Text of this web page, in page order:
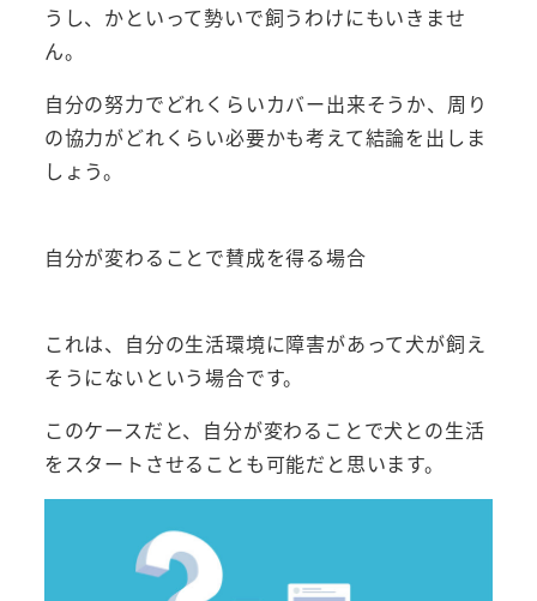
うし、かといって勢いで飼うわけにもいきませ
ん。
自分の努力でどれくらいカバー出来そうか、周り
の協力がどれくらい必要かも考えて結論を出しま
しょう。
自分が変わることで賛成を得る場合
これは、自分の生活環境に障害があって犬が飼え
そうにないという場合です。
このケースだと、自分が変わることで犬との生活
をスタートさせることも可能だと思います。